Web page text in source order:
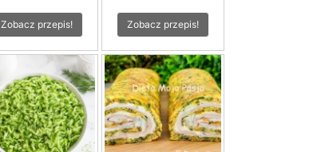
Zobacz przepis! Zobacz przepis!